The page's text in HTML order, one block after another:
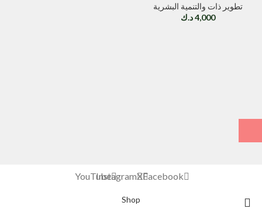
تطوير ذات والتنمية البشرية
4,000د.ك
Facebook
X
Instagram
YouTube
Shop